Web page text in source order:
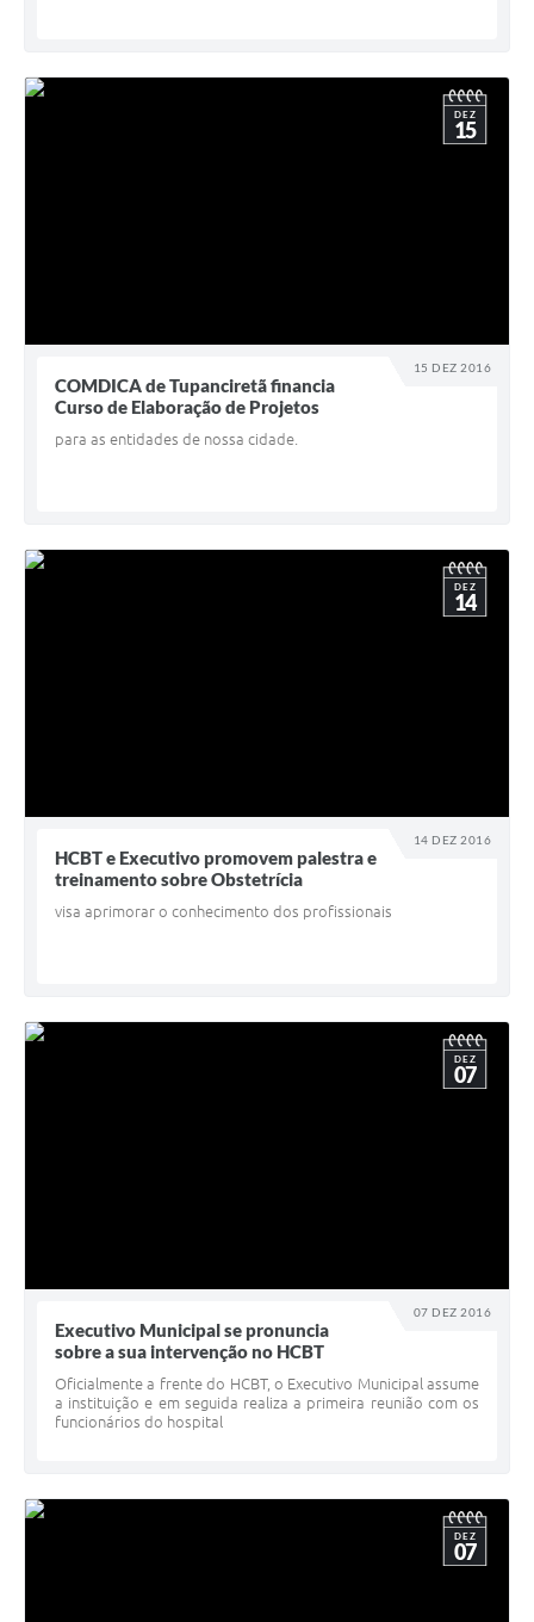
15 DEZ 2016
DEZ
15
COMDICA de Tupanciretã financia
Curso de Elaboração de Projetos
para as entidades de nossa cidade.
14 DEZ 2016
DEZ
14
HCBT e Executivo promovem palestra e
treinamento sobre Obstetrícia
visa aprimorar o conhecimento dos profissionais
07 DEZ 2016
DEZ
07
Executivo Municipal se pronuncia
sobre a sua intervenção no HCBT
Oficialmente a frente do HCBT, o Executivo Municipal assume
a instituição e em seguida realiza a primeira reunião com os
funcionários do hospital
DEZ
07